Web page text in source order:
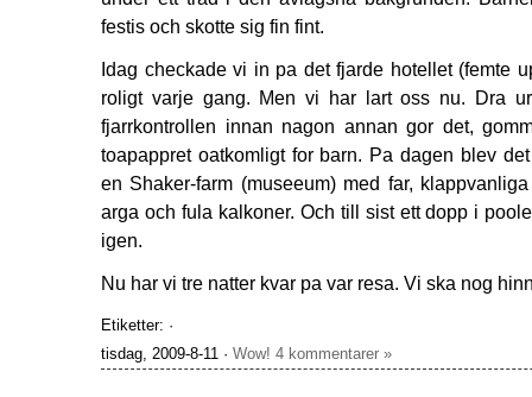
festis och skotte sig fin fint.
Idag checkade vi in pa det fjarde hotellet (femte
roligt varje gang. Men vi har lart oss nu. Dra
fjarrkontrollen innan nagon annan gor det,
toapappret oatkomligt for barn. Pa dagen blev
en Shaker-farm (museeum) med far,
arga och fula kalkoner. Och till sist ett dopp i
igen.
Nu har vi tre natter kvar pa var resa. Vi ska nog
Etiketter: ·
tisdag, 2009-8-11 · Wow! 4 kommentarer »